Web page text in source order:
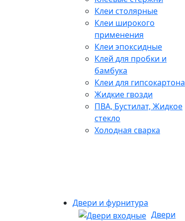
Клеи столярные
Клеи широкого
применения
Клеи эпоксидные
Клей для пробки и
бамбука
Клеи для гипсокартона
Жидкие гвозди
ПВА, Бустилат, Жидкое
стекло
Холодная сварка
Двери и фурнитура
Двери